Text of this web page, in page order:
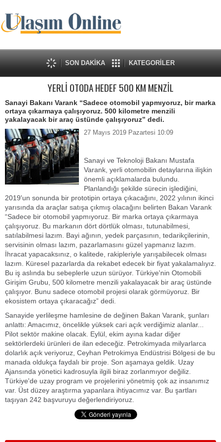
SON DAKİKA KATEGORİLER
YERLİ OTODA HEDEF 500 KM MENZİL
Sanayi Bakanı Varank “Sadece otomobil yapmıyoruz, bir marka
ortaya çıkarmaya çalışıyoruz. 500 kilometre menzili
yakalayacak bir araç üstünde çalışıyoruz” dedi.
27 Mayıs 2019 Pazartesi 10:09
Sanayi ve Teknoloji Bakanı Mustafa
Varank, yerli otomobilin detaylarına ilişkin
önemli açıklamalarda bulundu.
Planlandığı şekilde sürecin işlediğini,
2019'un sonunda bir prototipin ortaya çıkacağını, 2022 yılının ikinci
yarısında da araçlar satışa çıkmış olacağını belirten Bakan Varank
“Sadece bir otomobil yapmıyoruz. Bir marka ortaya çıkarmaya
çalışıyoruz. Bu markanın dört dörtlük olması, tutunabilmesi,
satılabilmesi lazım. Bayi ağının, yedek parçasının, tedarikçilerinin,
servisinin olması lazım, pazarlamasını güzel yapmanız lazım.
İhracat yapacaksınız, o kalitede, rakipleriyle yarışabilecek olması
lazım. Küresel pazarlarda da rekabet edecek bir fiyat yakalamalıyız.
Bu iş aslında bu sebeplerle uzun sürüyor. Türkiye'nin Otomobili
Girişim Grubu, 500 kilometre menzili yakalayacak bir araç üstünde
çalışıyor. Bunu sadece otomobil projesi olarak görmüyoruz. Bir
ekosistem ortaya çıkaracağız” dedi.
Sanayide yerlileşme hamlesine de değinen Bakan Varank, şunları
anlattı: Amacımız, öncelikle yüksek cari açık verdiğimiz alanlar...
Pilot sektör makine olacak. Eylül, ekim ayına kadar diğer
sektörlerdeki ürünleri de ilan edeceğiz. Petrokimyada milyarlarca
dolarlık açık veriyoruz, Ceyhan Petrokimya Endüstrisi Bölgesi de bu
manada oldukça faydalı bir proje. Son aşamaya geldik. Uzay
Ajansında yönetici kadrosuyla ilgili biraz zorlanmıyor değiliz.
Türkiye'de uzay program ve projelerini yönetmiş çok az insanımız
var. Üst düzey araştırma yapanlara ihtiyacımız var. Bu şartları
taşıyan 242 başvuruyu değerlendiriyoruz.